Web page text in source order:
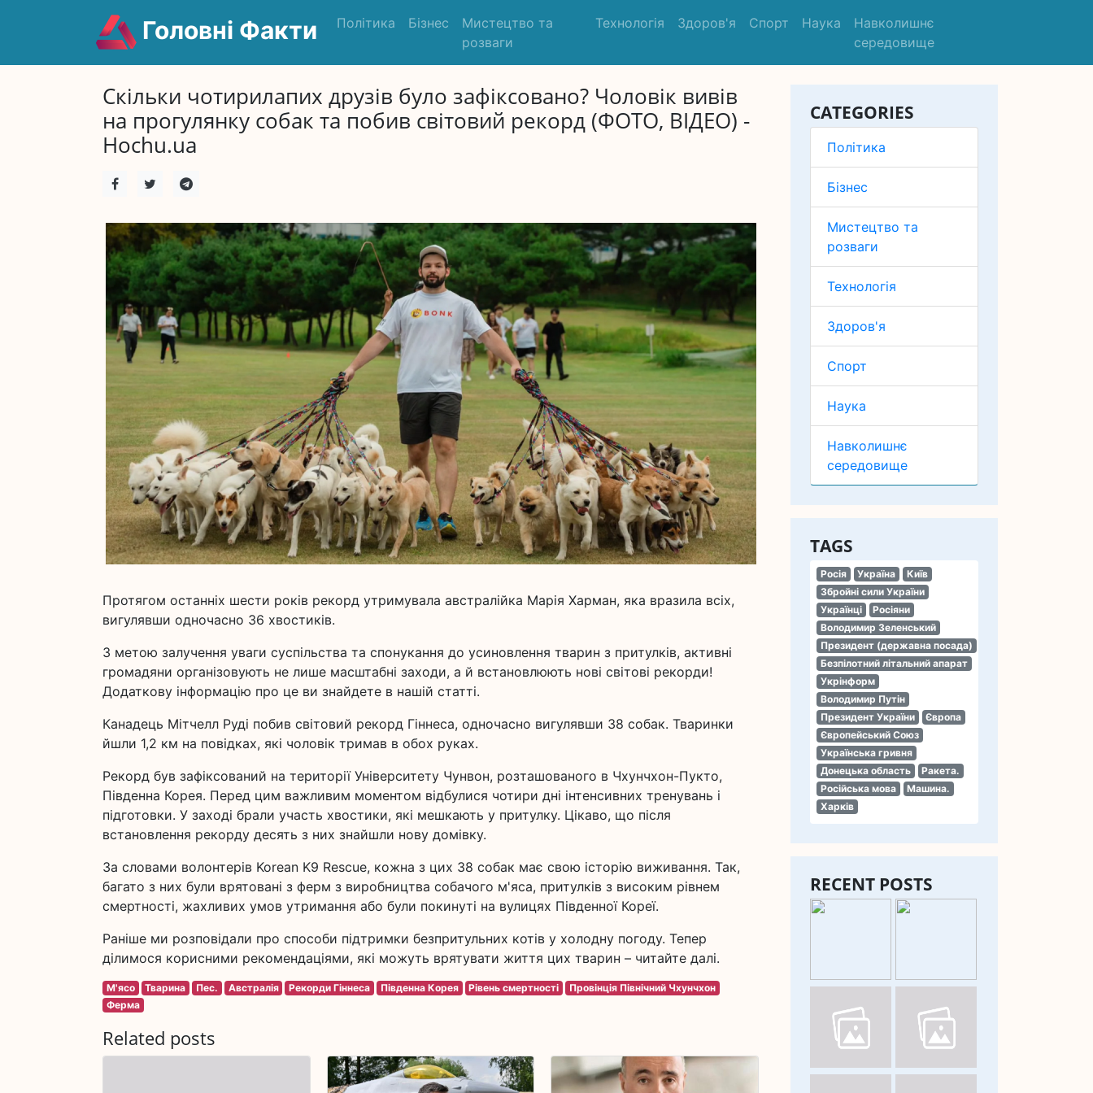
Головні Факти Політика Бізнес
Мистецтво та
розваги
Технологія Здоров'я Спорт Наука
Навколишнє
середовище
CATEGORIES
Політика
Бізнес
Мистецтво та
розваги
Технологія
Здоров'я
Спорт
Наука
Навколишнє
середовище
TAGS
Росія Україна
Київ
Збройні сили України
Українці
Росіяни
Володимир Зеленський
Президент (державна посада)
Безпілотний літальний апарат
Укрінформ
Володимир Путін
Президент України
Європа
Європейський Союз
Українська гривня
Донецька область
Ракета.
Російська мова
Машина.
Харків
RECENT POSTS
Скільки чотирилапих друзів було зафіксовано? Чоловік вивів
на прогулянку собак та побив світовий рекорд (ФОТО, ВІДЕО) -
Hochu.ua
Протягом останніх шести років рекорд утримувала австралійка Марія Харман, яка вразила всіх,
вигулявши одночасно 36 хвостиків.
З метою залучення уваги суспільства та спонукання до усиновлення тварин з притулків, активні
громадяни організовують не лише масштабні заходи, а й встановлюють нові світові рекорди!
Додаткову інформацію про це ви знайдете в нашій статті.
Канадець Мітчелл Руді побив світовий рекорд Гіннеса, одночасно вигулявши 38 собак. Тваринки
йшли 1,2 км на повідках, які чоловік тримав в обох руках.
Рекорд був зафіксований на території Університету Чунвон, розташованого в Чхунчхон-Пукто,
Південна Корея. Перед цим важливим моментом відбулися чотири дні інтенсивних тренувань і
підготовки. У заході брали участь хвостики, які мешкають у притулку. Цікаво, що після
встановлення рекорду десять з них знайшли нову домівку.
За словами волонтерів Korean K9 Rescue, кожна з цих 38 собак має свою історію виживання. Так,
багато з них були врятовані з ферм з виробництва собачого м'яса, притулків з високим рівнем
смертності, жахливих умов утримання або були покинуті на вулицях Південної Кореї.
Раніше ми розповідали про способи підтримки безпритульних котів у холодну погоду. Тепер
ділимося корисними рекомендаціями, які можуть врятувати життя цих тварин – читайте далі.
М'ясо Тварина Пес. Австралія Рекорди Гіннеса Південна Корея Рівень смертності
Провінція Північний Чхунчхон
Ферма
Related posts